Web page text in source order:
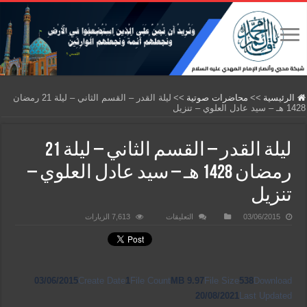
الرئيسية >> محاضرات صوتية >>
ليلة القدر – القسم الثاني – ليلة 21 رمضان
1428 هـ – سيد عادل العلوي – تنزيل
ليلة القدر – القسم الثاني – ليلة 21
رمضان 1428 هـ – سيد عادل العلوي –
تنزيل
03/06/2015 التعليقات
القدر
21
7,613 الزيارات
Download
538
File Size
9.97 MB
File Count
1
Create Date
03/06/2015
Last Updated
20/08/2021